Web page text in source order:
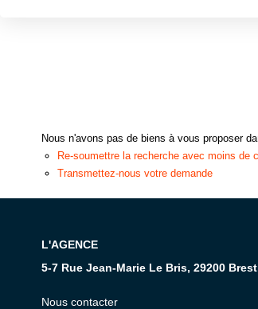
Nous n'avons pas de biens à vous proposer
Re-soumettre la recherche avec moins de
Transmettez-nous votre demande
L'AGENCE
5-7 Rue Jean-Marie Le Bris, 29200 Brest
Nous contacter